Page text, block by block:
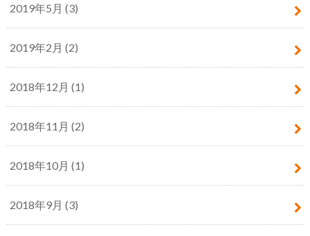
2019年5月 (3)
2019年2月 (2)
2018年12月 (1)
2018年11月 (2)
2018年10月 (1)
2018年9月 (3)